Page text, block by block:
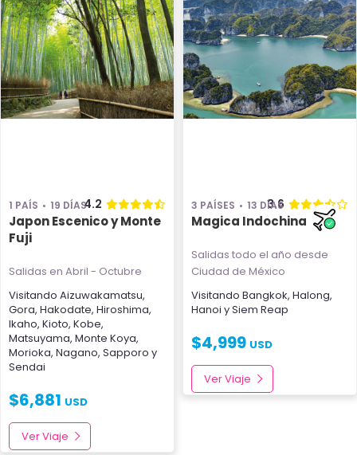
1 PAÍS 19 DÍAS4.2
Japon Escenico y Monte
Fuji
Salidas en Abril - Octubre
Visitando Aizuwakamatsu,
Gora, Hakodate, Hiroshima,
Ikaho, Kioto, Kobe,
Matsuyama, Monte Koya,
Morioka, Nagano, Sapporo y
Sendai
$6,881 USD
Ver Viaje
3 PAÍSES 13 DÍAS
3.6
Magica Indochina
Salidas todo el año desde
Ciudad de México
Visitando Bangkok, Halong,
Hanoi ySiem Reap
$4,999 USD
Ver Viaje